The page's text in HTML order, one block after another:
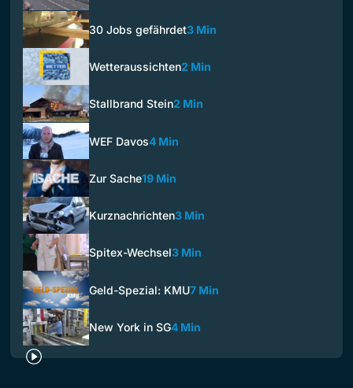
30 Jobs gefährdet3 Min
Wetteraussichten2 Min
Stallbrand Stein2 Min
WEF Davos4 Min
Zur Sache19 Min
Kurznachrichten3 Min
Spitex-Wechsel3 Min
Geld-Spezial: KMU7 Min
New York in SG4 Min